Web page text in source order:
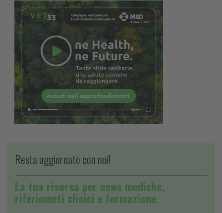
Resta aggiornato con noi!
La tua risorsa per news mediche,
riferimenti clinici e formazione.